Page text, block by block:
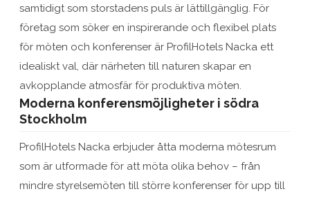
samtidigt som storstadens puls är lättillgänglig. För
företag som söker en inspirerande och flexibel plats
för möten och konferenser är ProfilHotels Nacka ett
idealiskt val, där närheten till naturen skapar en
avkopplande atmosfär för produktiva möten.
Moderna konferensmöjligheter i södra
Stockholm
ProfilHotels Nacka erbjuder åtta moderna mötesrum
som är utformade för att möta olika behov – från
mindre styrelsemöten till större konferenser för upp till